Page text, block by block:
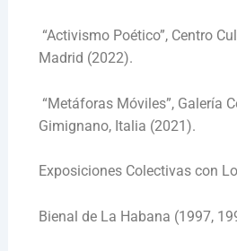
“Activismo Poético”, Centro
Madrid (2022).
“Metáforas Móviles”, Galería
Gimignano, Italia (2021).
Exposiciones Colectivas con
Bienal de La Habana (1997,